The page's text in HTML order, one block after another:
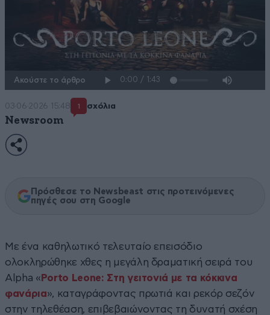
Ακούστε το άρθρο
03·06·2026 15:48 1 σχόλια
Newsroom
Πρόσθεσε το Newsbeast στις προτεινόμενες
πηγές σου στη Google
Με ένα καθηλωτικό τελευταίο επεισόδιο
ολοκληρώθηκε χθες η μεγάλη δραματική σειρά του
Alpha « Porto Leone: Στη γειτονιά με τα κόκκινα
φανάρια», καταγράφοντας πρωτιά και ρεκόρ σεζόν
στην τηλεθέαση, επιβεβαιώνοντας τη δυνατή σχέση